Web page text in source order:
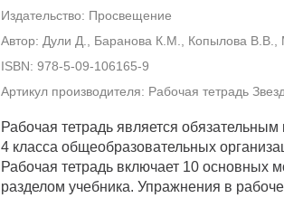
Издательство: Просвещение
Автор: Дули Д., Баранова К.М., Копылова В.В.,
ISBN: 978-5-09-106165-9
Артикул производителя: Рабочая тетрадь
Рабочая тетрадь является
4 класса общеобразовательных
Рабочая тетрадь включает 10 основных
разделом учебника. Упражнения в